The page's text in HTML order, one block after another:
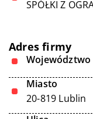
SPÓŁKI Z
Adres firmy
Województwo
Miasto
20-819 Lublin